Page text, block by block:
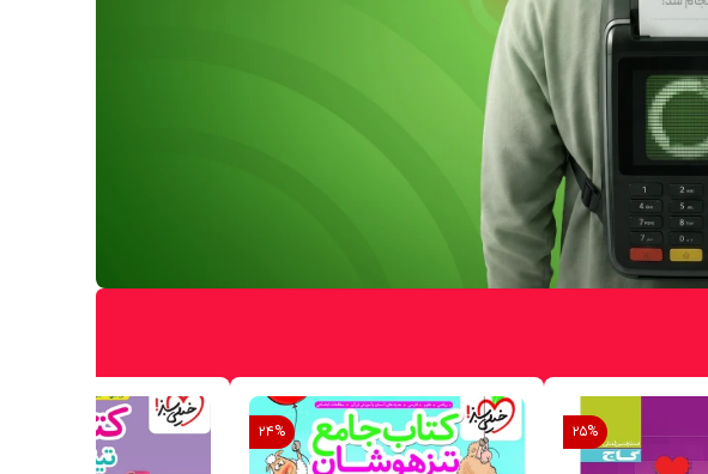
25%
24%